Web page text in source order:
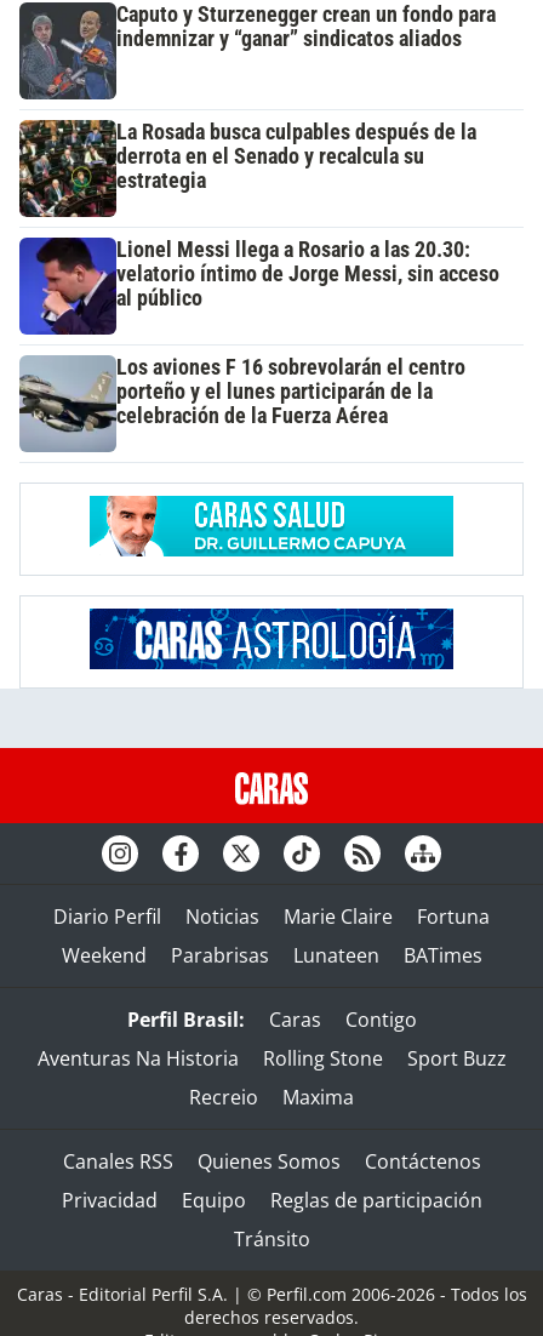
Caputo y Sturzenegger crean un fondo para
indemnizar y “ganar” sindicatos aliados
La Rosada busca culpables después de la
derrota en el Senado y recalcula su
estrategia
Lionel Messi llega a Rosario a las 20.30:
velatorio íntimo de Jorge Messi, sin acceso
al público
Los aviones F 16 sobrevolarán el centro
porteño y el lunes participarán de la
celebración de la Fuerza Aérea
Diario Perfil Noticias Marie Claire
Fortuna
Weekend
Parabrisas Lunateen BATimes
Perfil Brasil: Caras
Contigo
Aventuras Na Historia
Rolling Stone
Sport Buzz
Recreio
Maxima
Canales RSS Quienes Somos
Contáctenos
Privacidad
Equipo
Reglas de participación
Tránsito
Caras - Editorial Perfil S.A. | © Perfil.com 2006-2026 - Todos los
derechos reservados.